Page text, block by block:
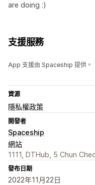
are doing :)
支援服務
App 支援由 Spaceship 提供。
資源
隱私權政策
開發者
Spaceship
網站
1111, DTHub, 5 Chun
發布日期
2022年11月22日